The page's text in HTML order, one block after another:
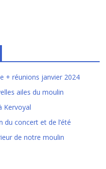
+ réunions janvier 2024
ailes du moulin
Kervoyal
du concert et de l’été
de notre moulin